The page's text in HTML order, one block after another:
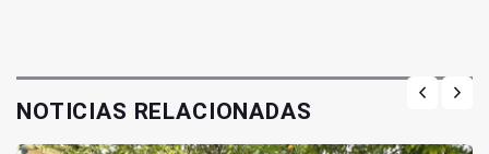
NOTICIAS RELACIONADAS